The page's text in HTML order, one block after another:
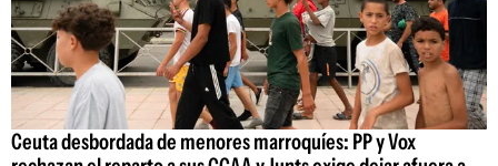
Ceuta desbordada de menores marroquíes: PP y Vox